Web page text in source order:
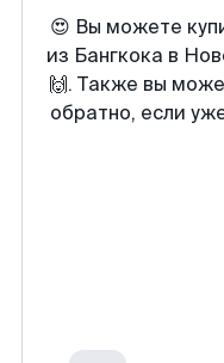
😍 Вы можете
из Бангкока в
🙌. Также вы
обратно, если